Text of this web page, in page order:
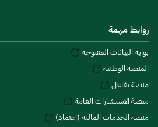
روابط مهمة
بوابة البيانات المفتوحة
المنصة الوطنية
منصة تفاعل
منصة الاستشارات العامة
منصة الخدمات المالية (اعتماد)